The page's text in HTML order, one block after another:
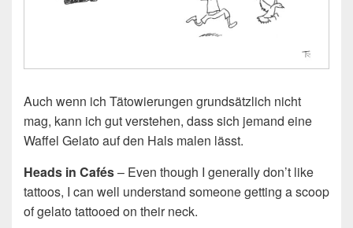
Auch wenn ich Tätowierungen grundsätzlich nicht
mag, kann ich gut verstehen, dass sich jemand eine
Waffel Gelato auf den Hals malen lässt.
Heads in Cafés– Even though I generally don’t like
tattoos, I can well understand someone getting a scoop
of gelato tattooed on their neck.